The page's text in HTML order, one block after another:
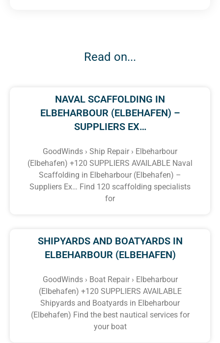
Read on...
NAVAL SCAFFOLDING IN
ELBEHARBOUR (ELBEHAFEN) –
SUPPLIERS EX…
GoodWinds › Ship Repair › Elbeharbour
(Elbehafen) +120 SUPPLIERS AVAILABLE Naval
Scaffolding in Elbeharbour (Elbehafen) –
Suppliers Ex… Find 120 scaffolding specialists
for
SHIPYARDS AND BOATYARDS IN
ELBEHARBOUR (ELBEHAFEN)
GoodWinds › Boat Repair › Elbeharbour
(Elbehafen) +120 SUPPLIERS AVAILABLE
Shipyards and Boatyards in Elbeharbour
(Elbehafen) Find the best nautical services for
your boat